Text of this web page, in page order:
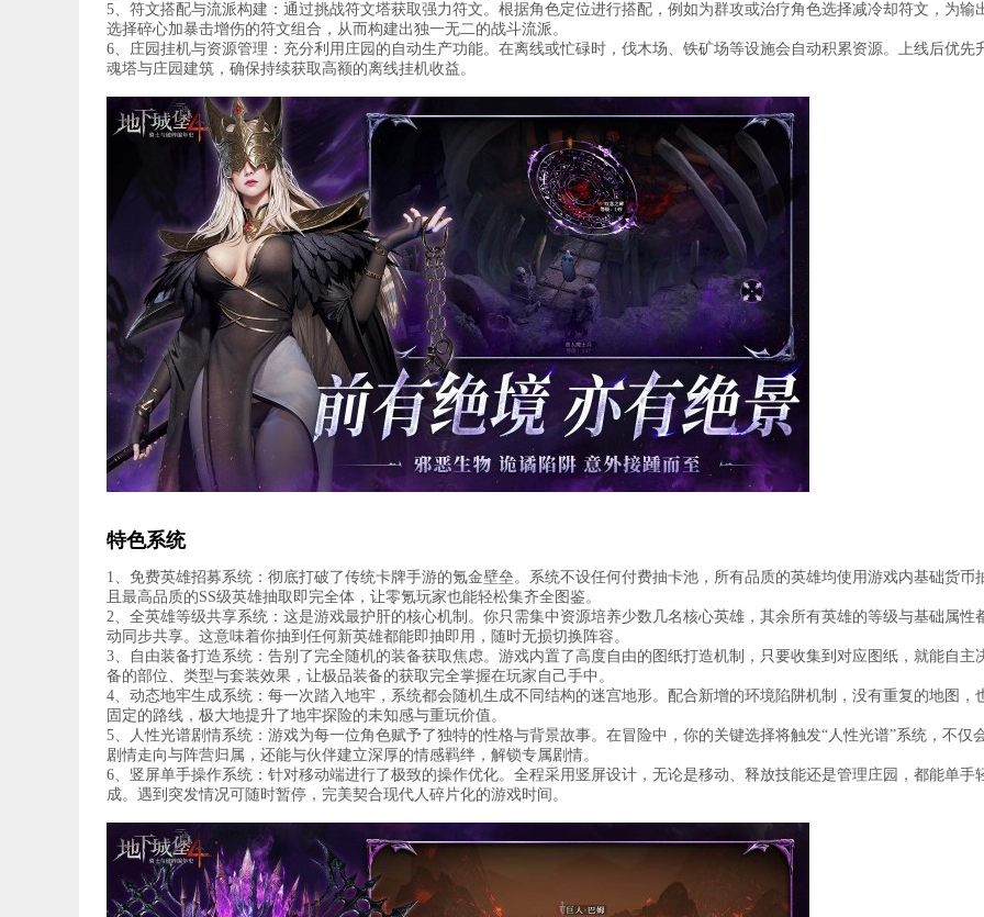
5、符文搭配与流派构建：通过挑战符文塔获取强力符文。根据角色定位进行搭配，例如为群攻或治疗角色选择减冷却符文，为输
选择碎心加暴击增伤的符文组合，从而构建出独一无二的战斗流派。
6、庄园挂机与资源管理：充分利用庄园的自动生产功能。在离线或忙碌时，伐木场、铁矿场等设施会自动积累资源。上线后优先
魂塔与庄园建筑，确保持续获取高额的离线挂机收益。
特色系统
1、免费英雄招募系统：彻底打破了传统卡牌手游的氪金壁垒。系统不设任何付费抽卡池，所有品质的英雄均使用游戏内基础货币
且最高品质的SS级英雄抽取即完全体，让零氪玩家也能轻松集齐全图鉴。
2、全英雄等级共享系统：这是游戏最护肝的核心机制。你只需集中资源培养少数几名核心英雄，其余所有英雄的等级与基础属性
动同步共享。这意味着你抽到任何新英雄都能即抽即用，随时无损切换阵容。
3、自由装备打造系统：告别了完全随机的装备获取焦虑。游戏内置了高度自由的图纸打造机制，只要收集到对应图纸，就能自主
备的部位、类型与套装效果，让极品装备的获取完全掌握在玩家自己手中。
4、动态地牢生成系统：每一次踏入地牢，系统都会随机生成不同结构的迷宫地形。配合新增的环境陷阱机制，没有重复的地图，
固定的路线，极大地提升了地牢探险的未知感与重玩价值。
5、人性光谱剧情系统：游戏为每一位角色赋予了独特的性格与背景故事。在冒险中，你的关键选择将触发“人性光谱”系统，不仅
剧情走向与阵营归属，还能与伙伴建立深厚的情感羁绊，解锁专属剧情。
6、竖屏单手操作系统：针对移动端进行了极致的操作优化。全程采用竖屏设计，无论是移动、释放技能还是管理庄园，都能单手
成。遇到突发情况可随时暂停，完美契合现代人碎片化的游戏时间。